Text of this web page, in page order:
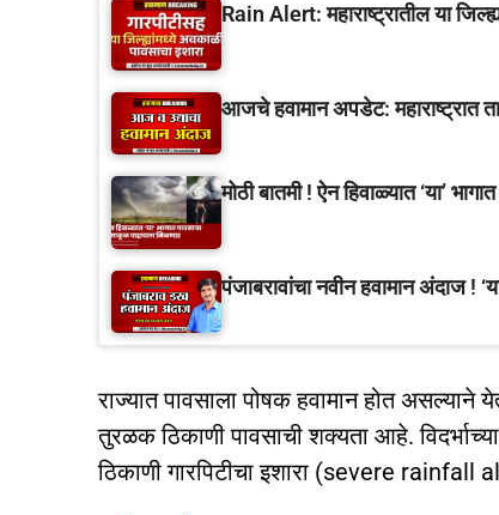
Rain Alert: महाराष्ट्रातील या
आजचे हवामान अपडेट: महाराष्ट्रात
मोठी बातमी ! ऐन हिवाळ्यात ‘या’
पंजाबरावांचा नवीन हवामान अंदाज !
राज्यात पावसाला पोषक हवामान होत असल्याने
तुरळक ठिकाणी पावसाची शक्यता आहे.
ठिकाणी गारपिटीचा इशारा (severe rainfall